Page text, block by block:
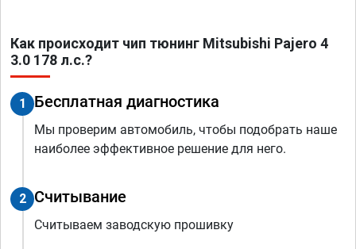
Как происходит чип тюнинг Mitsubishi Pajero 4
3.0 178 л.с.?
1 Бесплатная диагностика
Мы проверим автомобиль, чтобы подобрать наше
наиболее эффективное решение для него.
2 Считывание
Считываем заводскую прошивку